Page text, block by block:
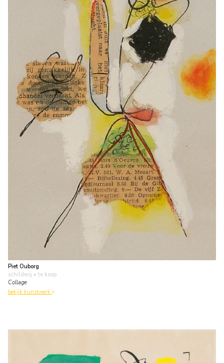
Piet Ouborg
schilderij • te koop
Collage
bekijk kunstwerk